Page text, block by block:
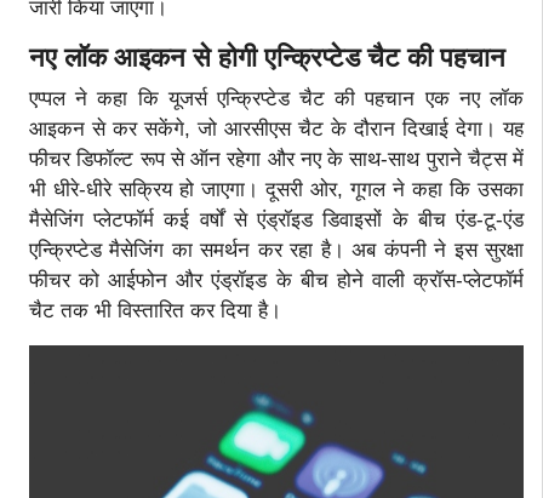
जारी किया जाएगा।
नए लॉक आइकन से होगी एन्क्रिप्टेड चैट की पहचान
एप्पल ने कहा कि यूजर्स एन्क्रिप्टेड चैट की पहचान एक नए लॉक
आइकन से कर सकेंगे, जो आरसीएस चैट के दौरान दिखाई देगा। यह
फीचर डिफॉल्ट रूप से ऑन रहेगा और नए के साथ-साथ पुराने चैट्स में
भी धीरे-धीरे सक्रिय हो जाएगा। दूसरी ओर, गूगल ने कहा कि उसका
मैसेजिंग प्लेटफॉर्म कई वर्षों से एंड्रॉइड डिवाइसों के बीच एंड-टू-एंड
एन्क्रिप्टेड मैसेजिंग का समर्थन कर रहा है। अब कंपनी ने इस सुरक्षा
फीचर को आईफोन और एंड्रॉइड के बीच होने वाली क्रॉस-प्लेटफॉर्म
चैट तक भी विस्तारित कर दिया है।